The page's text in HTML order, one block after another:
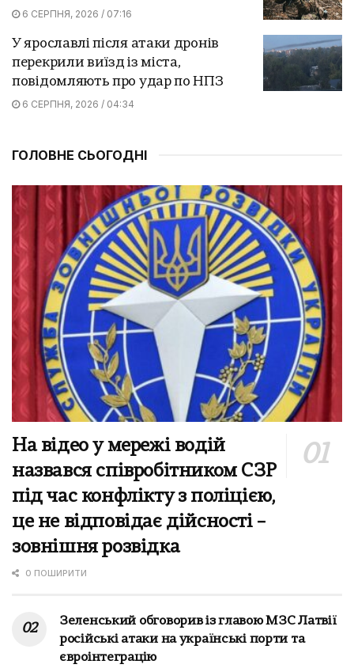
6 СЕРПНЯ, 2026 / 07:16
У ярославлі після атаки дронів
перекрили виїзд із міста,
повідомляють про удар по НПЗ
6 СЕРПНЯ, 2026 / 04:34
ГОЛОВНЕ СЬОГОДНІ
На відео у мережі водій
назвався співробітником СЗР
під час конфлікту з поліцією,
це не відповідає дійсності –
зовнішня розвідка
0 ПОШИРИТИ
Зеленський обговорив із главою МЗС Латвії
російські атаки на українські порти та
євроінтеграцію